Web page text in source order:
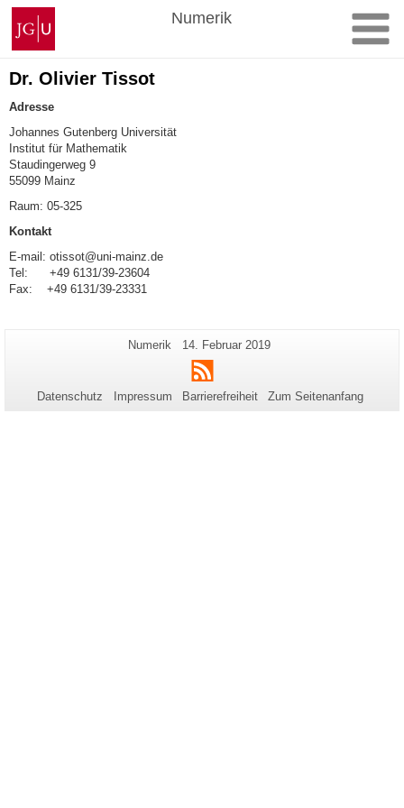
Zum
Inhalt
springen
Johannes
Gutenberg-
Universität
Mainz
Numerik
Dr. Olivier Tissot
Adresse
Johannes Gutenberg Universität
Institut für Mathematik
Staudingerweg 9
55099 Mainz
Raum: 05-325
Kontakt
E-mail: otissot@uni-mainz.de
Tel: +49 6131/39-23604
Fax: +49 6131/39-23331
Zusätzliche
Informationen
zu
dieser
Seiten-
Numerik
Letzte
Aktualisierung:
14. Februar 2019
RSS
Datenschutz Impressum Barrierefreiheit Zum Seitenanfang